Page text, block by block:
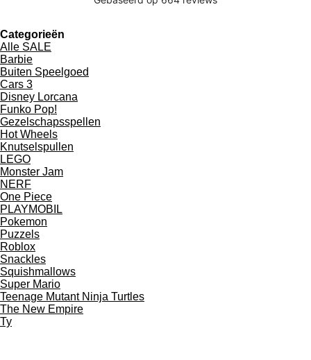
Categorieën
Alle SALE
Barbie
Buiten Speelgoed
Cars 3
Disney Lorcana
Funko Pop!
Gezelschapsspellen
Hot Wheels
Knutselspullen
LEGO
Monster Jam
NERF
One Piece
PLAYMOBIL
Pokemon
Puzzels
Roblox
Snackles
Squishmallows
Super Mario
Teenage Mutant Ninja Turtles
The New Empire
Ty